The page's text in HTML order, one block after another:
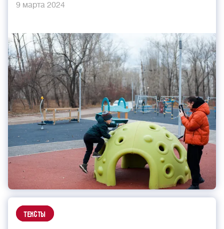
9 марта 2024
Тексты